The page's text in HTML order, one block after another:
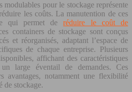
modulables pour le stockage représente
les coûts. La manutention de ces
qui permet deréduire le coût de
containers de stockage sont conçus
et réorganisés, adaptant l’espace de
de chaque entreprise. Plusieurs
affichant des caractéristiques
large éventail de demandes. Ces
avantages, notamment une flexibilité
de stockage.